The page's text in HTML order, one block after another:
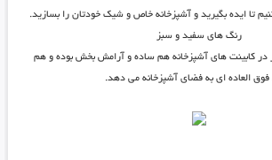
تا ایده بگیرید و آشپزخانه خاص و شیک خودتان را بسازید.
رنگ های سفید و سبز
کابینت های آشپزخانه هم ساده و آرامش بخش بوده و هم
فوق العاده ای به فضای آشپزخانه می دهد.